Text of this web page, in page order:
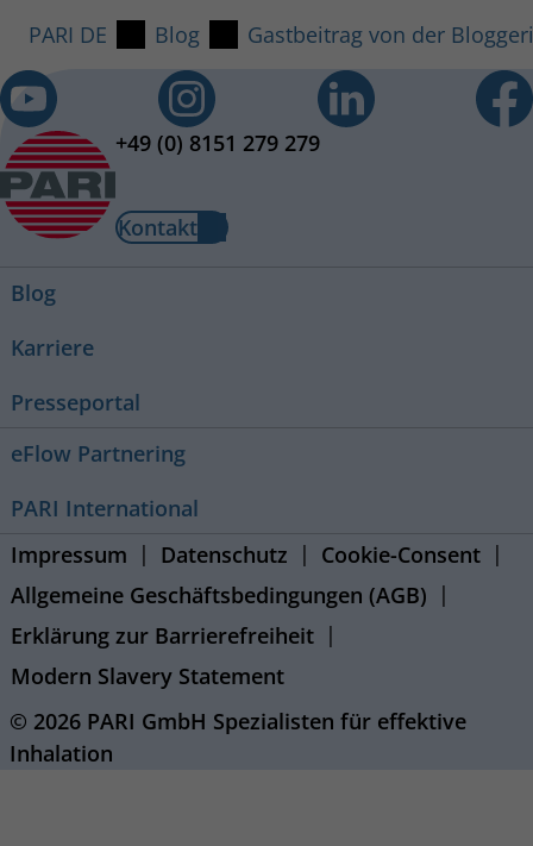
PARI DE Blog Gastbeitrag von der
+49 (0) 8151 279 279
Kontakt
Blog
Karriere
Presseportal
eFlow Partnering
PARI International
Impressum
Datenschutz
Cookie-Consent
Allgemeine Geschäftsbedingungen (AGB)
Erklärung zur Barrierefreiheit
Modern Slavery Statement
© 2026 PARI GmbH Spezialisten für effektive
Inhalation